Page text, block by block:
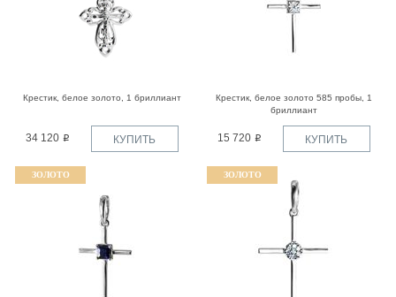
Крестик, белое золото, 1 бриллиант
34 120 КУПИТЬ
Крестик, белое золото 585 пробы, 1
бриллиант
15 720 КУПИТЬ
ЗОЛОТО ЗОЛОТО